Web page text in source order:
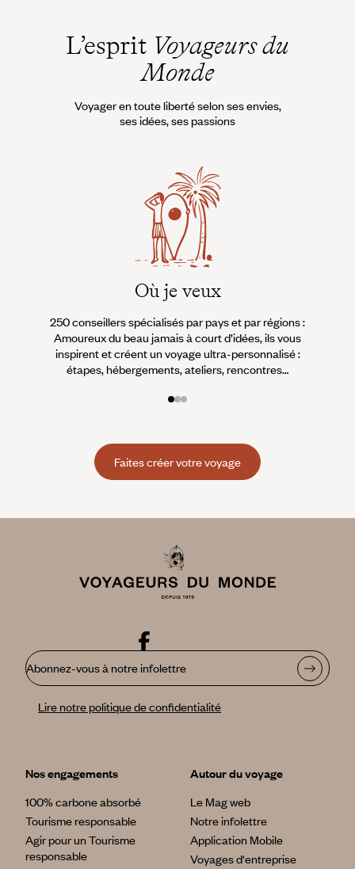
L’esprit Voyageurs du
Monde
Voyager en toute liberté selon ses envies,
ses idées, ses passions
Où je veux
250 conseillers spécialisés par pays et par régions :
Amoureux du beau jamais à court d’idées, ils vous
inspirent et créent un voyage ultra-personnalisé :
étapes, hébergements, ateliers, rencontres…
Faites créer votre voyage
Abonnez-vous à notre infolettre
Lire notre politique de confidentialité
Nos engagements
100% carbone absorbé
Tourisme responsable
Agir pour un Tourisme
responsable
Autour du voyage
Le Mag web
Notre infolettre
Application Mobile
Voyages d'entreprise